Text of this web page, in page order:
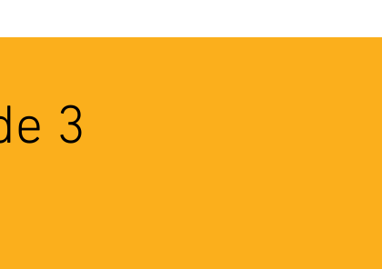
3